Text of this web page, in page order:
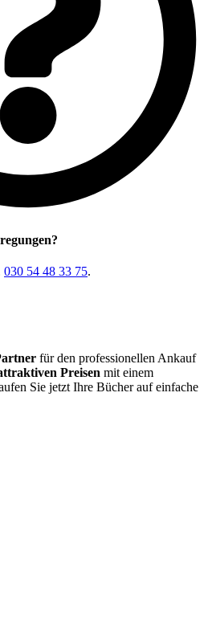
030 54 48 33 75.
für den professionellen Ankauf
Preisen mit einem
Sie jetzt Ihre Bücher auf einfache